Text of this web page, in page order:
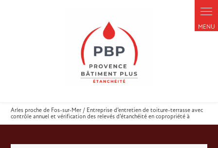
Arles proche de Fos-sur-Mer / Entreprise d’entretien de toiture-terrasse avec
contrôle annuel et vérification des relevés d’étanchéité en copropriété à